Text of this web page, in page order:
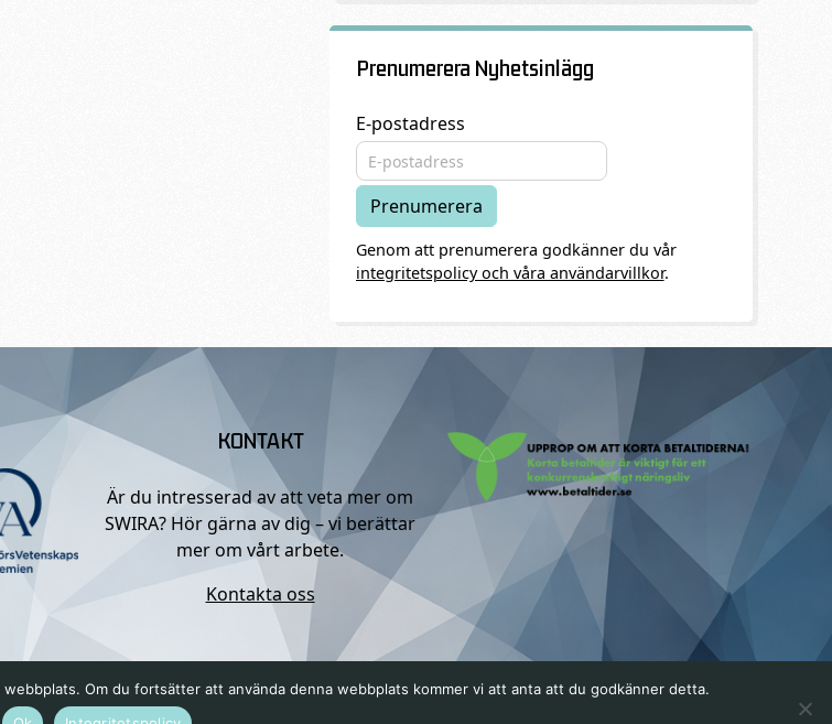
Prenumerera Nyhetsinlägg
E-postadress
Genom att prenumerera godkänner du vår
integritetspolicy och våra användarvillkor.
KONTAKT
Är du intresserad av att veta mer om
SWIRA? Hör gärna av dig – vi berättar
mer om vårt arbete.
Kontakta oss
Om du fortsätter att använda denna webbplats kommer vi att anta att du godkänner detta.